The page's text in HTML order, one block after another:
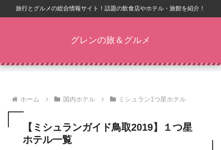
旅行とグルメの総合情報サイト！話題の飲食店やホテル・旅館を紹介！
グレンの旅＆グルメ
ホーム 国内ホテル ミシュラン1つ星ホテル
【ミシュランガイド鳥取2019】１つ星
ホテル一覧